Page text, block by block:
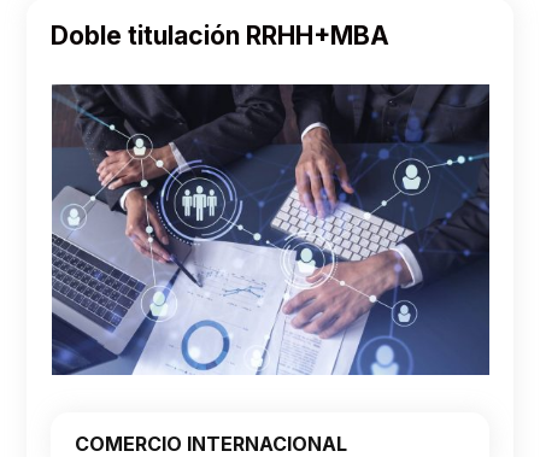
Doble titulación RRHH+MBA
COMERCIO INTERNACIONAL